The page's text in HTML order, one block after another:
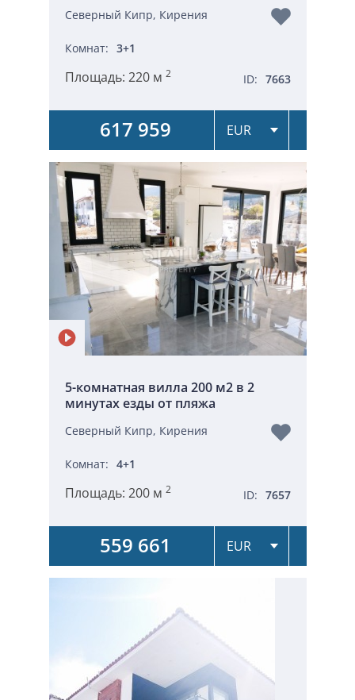
Северный Кипр, Кирения
Комнат: 3+1
Площадь: 220 м 2 ID: 7663
617 959
5-комнатная вилла 200 м2 в 2
минутах езды от пляжа
Северный Кипр, Кирения
Комнат: 4+1
Площадь: 200 м 2 ID: 7657
559 661